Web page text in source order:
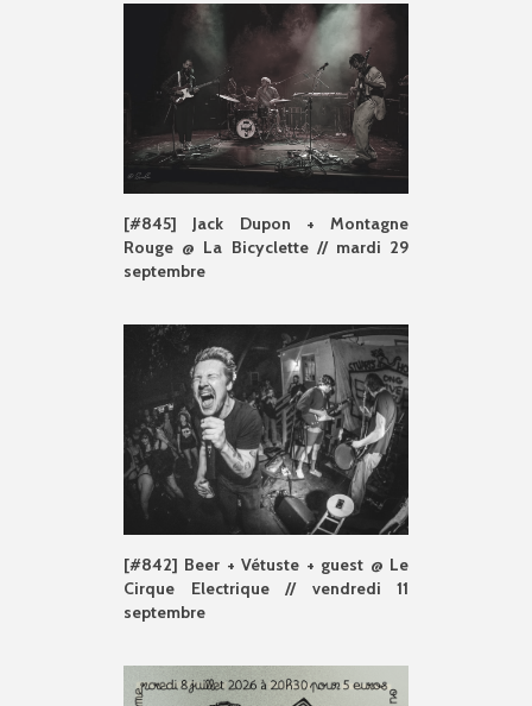
[#845] Jack Dupon + Montagne
Rouge @ La Bicyclette // mardi 29
septembre
[#842] Beer + Vétuste + guest @ Le
Cirque Electrique // vendredi 11
septembre